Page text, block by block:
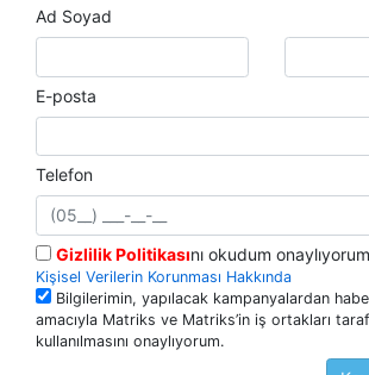
Ad Soyad
E-posta
Telefon
Gizlilik Politikasını okudum
Kişisel Verilerin Korunması Hakkında
Bilgilerimin, yapılacak kampanyalardan
amacıyla Matriks ve Matriks’in iş ortakları
kullanılmasını onaylıyorum.